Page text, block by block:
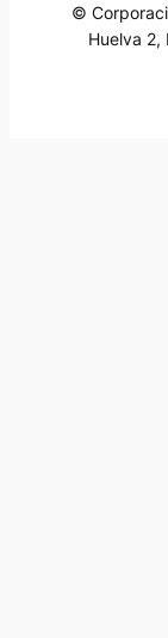
©
Huelva 2,